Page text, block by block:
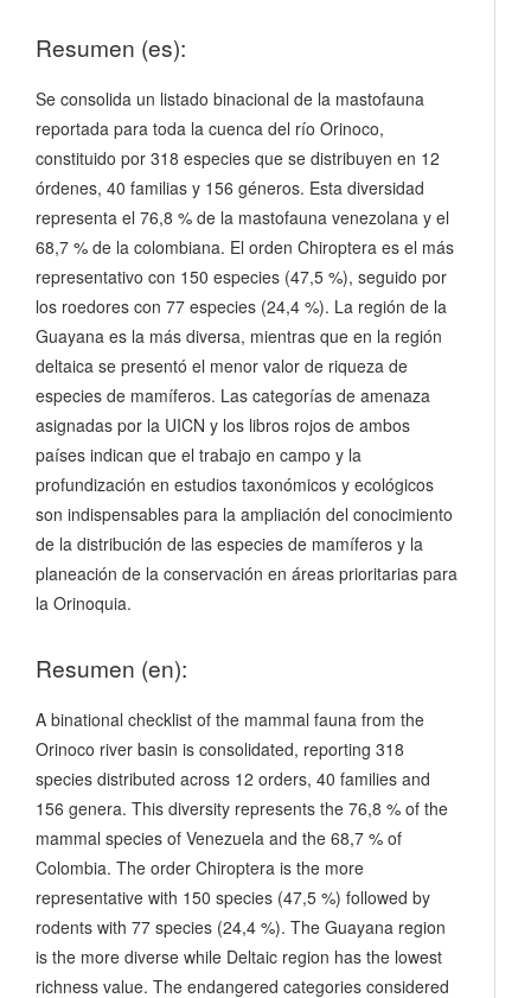
Resumen (es):
Se consolida un listado binacional de la mastofauna
reportada para toda la cuenca del río Orinoco,
constituido por 318 especies que se distribuyen en 12
órdenes, 40 familias y 156 géneros. Esta diversidad
representa el 76,8 % de la mastofauna venezolana y el
68,7 % de la colombiana. El orden Chiroptera es el más
representativo con 150 especies (47,5 %), seguido por
los roedores con 77 especies (24,4 %). La región de la
Guayana es la más diversa, mientras que en la región
deltaica se presentó el menor valor de riqueza de
especies de mamíferos. Las categorías de amenaza
asignadas por la UICN y los libros rojos de ambos
países indican que el trabajo en campo y la
profundización en estudios taxonómicos y ecológicos
son indispensables para la ampliación del conocimiento
de la distribución de las especies de mamíferos y la
planeación de la conservación en áreas prioritarias para
la Orinoquia.
Resumen (en):
A binational checklist of the mammal fauna from the
Orinoco river basin is consolidated, reporting 318
species distributed across 12 orders, 40 families and
156 genera. This diversity represents the 76,8 % of the
mammal species of Venezuela and the 68,7 % of
Colombia. The order Chiroptera is the more
representative with 150 species (47,5 %) followed by
rodents with 77 species (24,4 %). The Guayana region
is the more diverse while Deltaic region has the lowest
richness value. The endangered categories considered